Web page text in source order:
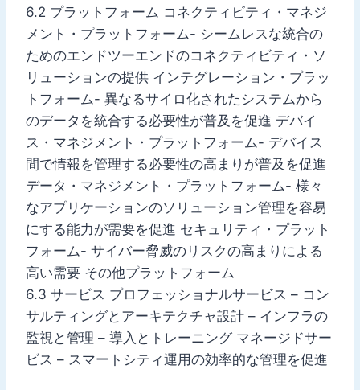
6.2 プラットフォーム コネクティビティ・マネジ
メント・プラットフォーム- シームレスな統合の
ためのエンドツーエンドのコネクティビティ・ソ
リューションの提供 インテグレーション・プラッ
トフォーム- 異なるサイロ化されたシステムから
のデータを統合する必要性が普及を促進 デバイ
ス・マネジメント・プラットフォーム- デバイス
間で情報を管理する必要性の高まりが普及を促進
データ・マネジメント・プラットフォーム- 様々
なアプリケーションのソリューション管理を容易
にする能力が需要を促進 セキュリティ・プラット
フォーム- サイバー脅威のリスクの高まりによる
高い需要 その他プラットフォーム
6.3 サービス プロフェッショナルサービス – コン
サルティングとアーキテクチャ設計 – インフラの
監視と管理 – 導入とトレーニング マネージドサー
ビス – スマートシティ運用の効率的な管理を促進